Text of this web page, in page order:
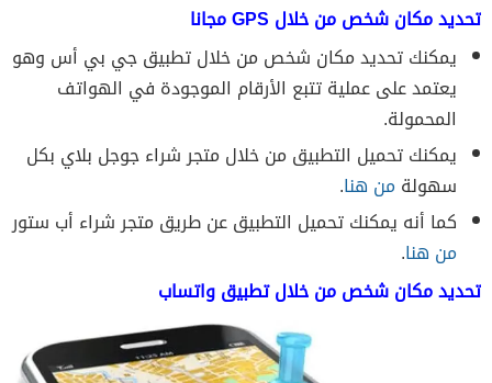
تحديد مكان شخص من خلال GPS مجانا
يمكنك تحديد مكان شخص من خلال تطبيق جي بي أس وهو
يعتمد على عملية تتبع الأرقام الموجودة في الهواتف
المحمولة.
يمكنك تحميل التطبيق من خلال متجر شراء جوجل بلاي بكل
سهولةمن هنا.
كما أنه يمكنك تحميل التطبيق عن طريق متجر شراء أب ستور
من هنا.
تحديد مكان شخص من خلال تطبيق واتساب